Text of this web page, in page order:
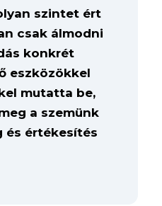
szintet ért
csak álmodni
konkrét
eszközökkel
mutatta be,
a szemünk
és értékesítés